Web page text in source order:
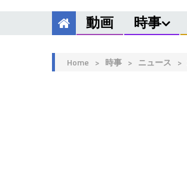
動画 時事
Home > 時事 > ニュース >